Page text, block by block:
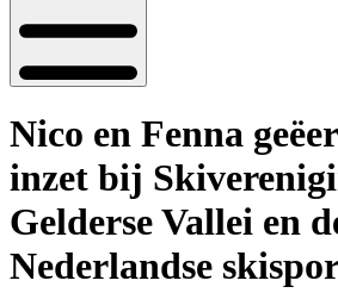
Nico en Fenna
inzet bij
Gelderse Vallei en
Nederlandse